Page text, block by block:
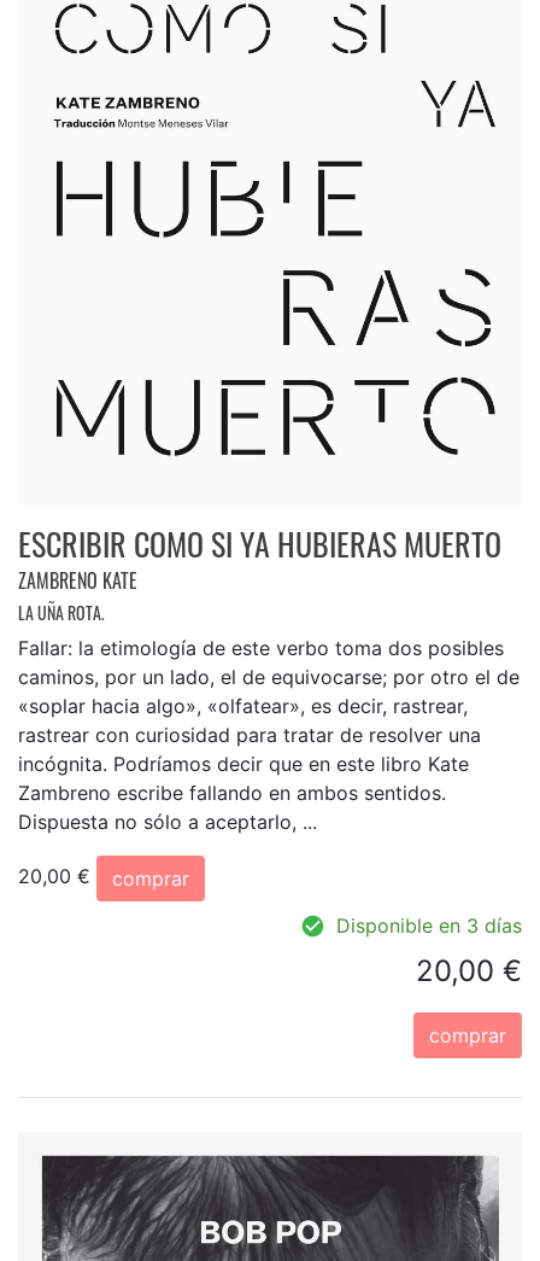
ESCRIBIR COMO SI YA HUBIERAS MUERTO
ZAMBRENO KATE
LA UÑA ROTA.
Fallar: la etimología de este verbo toma dos posibles
caminos, por un lado, el de equivocarse; por otro el de
«soplar hacia algo», «olfatear», es decir, rastrear,
rastrear con curiosidad para tratar de resolver una
incógnita. Podríamos decir que en este libro Kate
Zambreno escribe fallando en ambos sentidos.
Dispuesta no sólo a aceptarlo, ...
20,00 €
comprar
Disponible en 3 días
20,00 €
comprar